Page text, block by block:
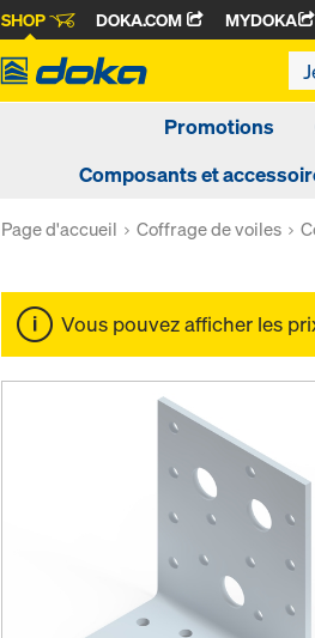
SHOP DOKA.COM MYDOKA
Promotions
Composants et
Page d'accueil Coffrage de voiles
Vous pouvez afficher les